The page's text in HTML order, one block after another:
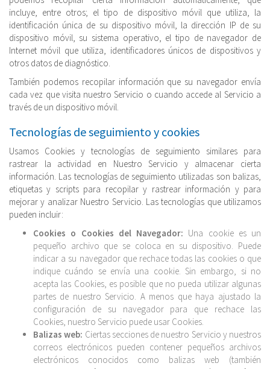
incluye, entre otros; el tipo de dispositivo móvil que utiliza, la
identificación única de su dispositivo móvil, la dirección IP de su
dispositivo móvil, su sistema operativo, el tipo de navegador de
Internet móvil que utiliza, identificadores únicos de dispositivos y
otros datos de diagnóstico.
También podemos recopilar información que su navegador envía
cada vez que visita nuestro Servicio o cuando accede al Servicio a
través de un dispositivo móvil.
Tecnologías de seguimiento y cookies
Usamos Cookies y tecnologías de seguimiento similares para
rastrear la actividad en Nuestro Servicio y almacenar cierta
información. Las tecnologías de seguimiento utilizadas son balizas,
etiquetas y scripts para recopilar y rastrear información y para
mejorar y analizar Nuestro Servicio. Las tecnologías que utilizamos
pueden incluir:
Cookies o Cookies del Navegador: Una cookie es un
pequeño archivo que se coloca en su dispositivo. Puede
indicar a su navegador que rechace todas las cookies o que
indique cuándo se envía una cookie. Sin embargo, si no
acepta las Cookies, es posible que no pueda utilizar algunas
partes de nuestro Servicio. A menos que haya ajustado la
configuración de su navegador para que rechace las
Cookies, nuestro Servicio puede usar Cookies.
Balizas web: Ciertas secciones de nuestro Servicio y nuestros
correos electrónicos pueden contener pequeños archivos
electrónicos conocidos como balizas web (también